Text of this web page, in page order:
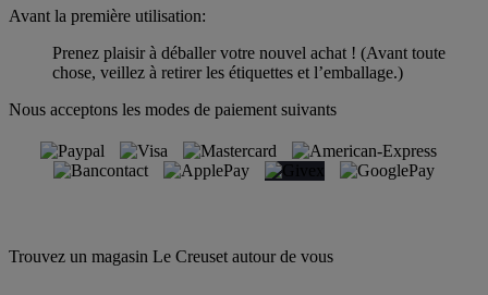
Avant la première utilisation:
Prenez plaisir à déballer votre nouvel achat ! (Avant toute
chose, veillez à retirer les étiquettes et l’emballage.)
Nous acceptons les modes de paiement suivants
Trouvez un magasin Le Creuset autour de vous